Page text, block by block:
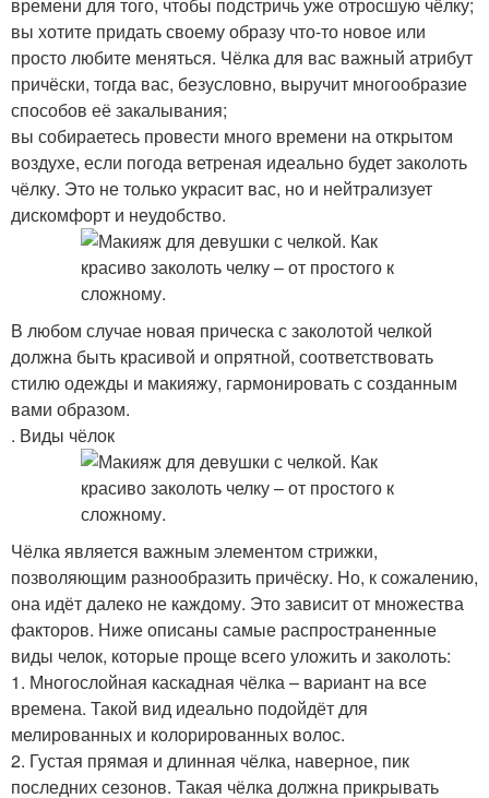
вы хотите придать своему образу что-то новое или
просто любите меняться. Чёлка для вас важный атрибут
причёски, тогда вас, безусловно, выручит многообразие
способов её закалывания;
вы собираетесь провести много времени на открытом
воздухе, если погода ветреная идеально будет заколоть
чёлку. Это не только украсит вас, но и нейтрализует
дискомфорт и неудобство.
В любом случае новая прическа с заколотой челкой
должна быть красивой и опрятной, соответствовать
стилю одежды и макияжу, гармонировать с созданным
вами образом.
. Виды чёлок
Чёлка является важным элементом стрижки,
позволяющим разнообразить причёску. Но, к сожалению,
она идёт далеко не каждому. Это зависит от множества
факторов. Ниже описаны самые распространенные
виды челок, которые проще всего уложить и заколоть:
1. Многослойная каскадная чёлка – вариант на все
времена. Такой вид идеально подойдёт для
мелированных и колорированных волос.
2. Густая прямая и длинная чёлка, наверное, пик
последних сезонов. Такая чёлка должна прикрывать